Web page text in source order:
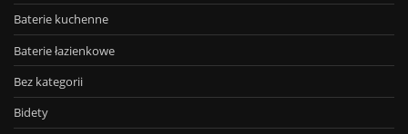
Baterie kuchenne
Baterie łazienkowe
Bez kategorii
Bidety